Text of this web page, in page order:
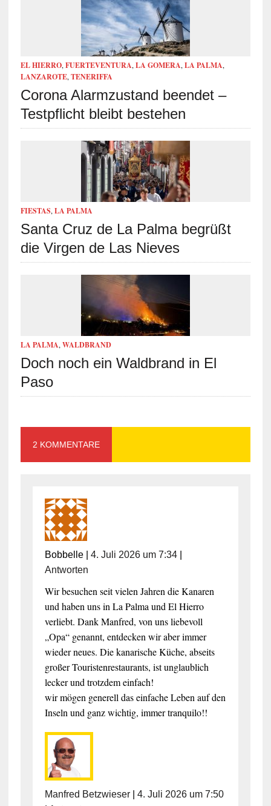
EL HIERRO,FUERTEVENTURA,LA GOMERA,LA PALMA,
LANZAROTE,TENERIFFA
Corona Alarmzustand beendet –
Testpflicht bleibt bestehen
FIESTAS,LA PALMA
Santa Cruz de La Palma begrüßt
die Virgen de Las Nieves
LA PALMA,WALDBRAND
Doch noch ein Waldbrand in El
Paso
2 KOMMENTARE
Bobbelle| 4. Juli 2026 um 7:34|
Antworten
Wir besuchen seit vielen Jahren die Kanaren
und haben uns in La Palma und El Hierro
verliebt. Dank Manfred, von uns liebevoll
„Opa“ genannt, entdecken wir aber immer
wieder neues. Die kanarische Küche, abseits
großer Touristenrestaurants, ist unglaublich
lecker und trotzdem einfach!
wir mögen generell das einfache Leben auf den
Inseln und ganz wichtig, immer tranquilo!!
Manfred Betzwieser| 4. Juli 2026 um 7:50